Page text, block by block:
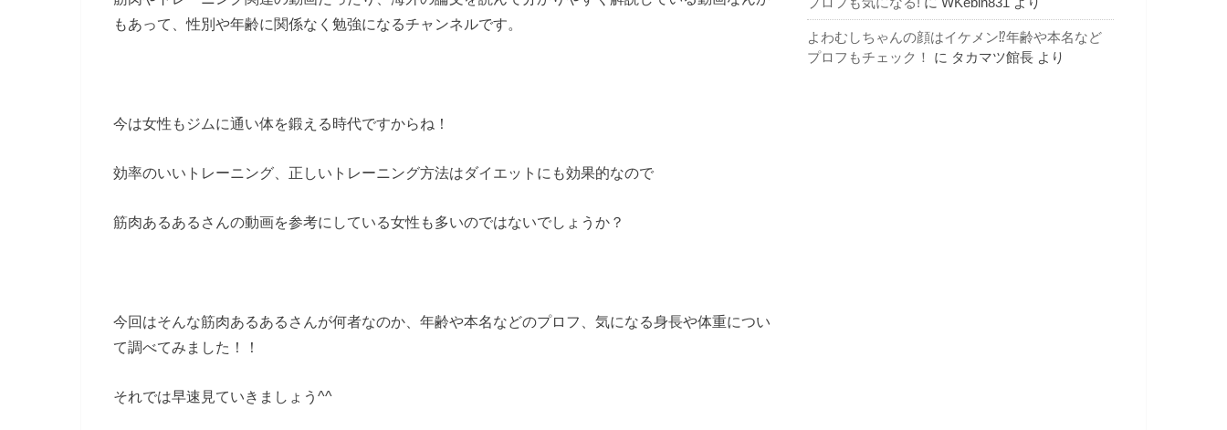
もあって、性別や年齢に関係なく勉強になるチャンネルです。
今は女性もジムに通い体を鍛える時代ですからね！
効率のいいトレーニング、正しいトレーニング方法はダイエットにも効果的なので
筋肉あるあるさんの動画を参考にしている女性も多いのではないでしょうか？
今回はそんな筋肉あるあるさんが何者なのか、年齢や本名などのプロフ、気になる身長や体重につい
て調べてみました！！
それでは早速見ていきましょう^^
よわむしちゃんの顔はイケメン⁉年齢や本名など
プロフもチェック！
に タカマツ館長 より